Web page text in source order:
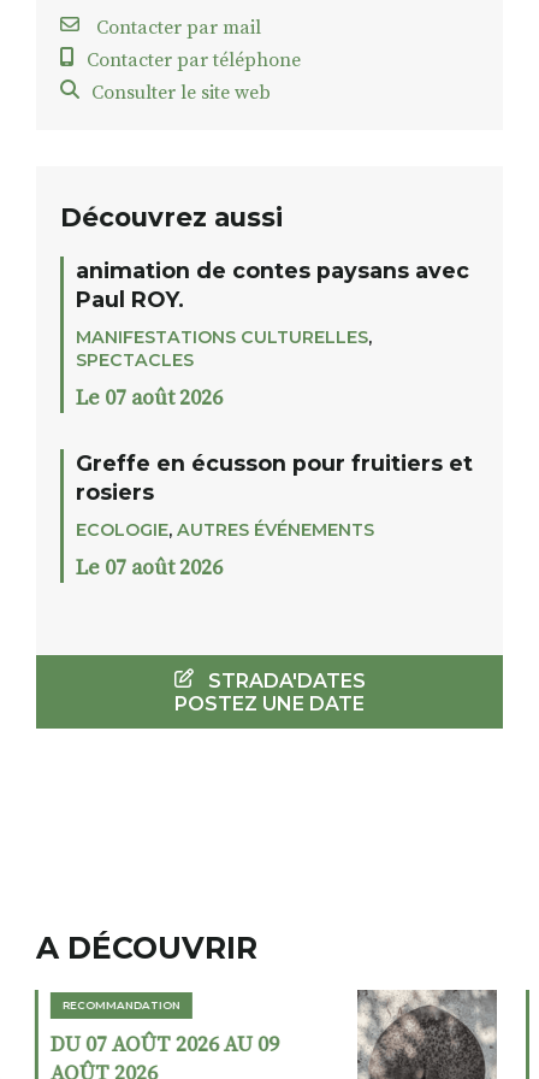
Contacter par mail
Contacter par téléphone
Consulter le site web
Découvrez aussi
animation de contes paysans avec
Paul ROY.
MANIFESTATIONS CULTURELLES,
SPECTACLES
Le 07 août 2026
Greffe en écusson pour fruitiers et
rosiers
ECOLOGIE, AUTRES ÉVÉNEMENTS
Le 07 août 2026
STRADA'DATES
POSTEZ UNE DATE
A DÉCOUVRIR
DU 02 AOÛT 2026 AU 23